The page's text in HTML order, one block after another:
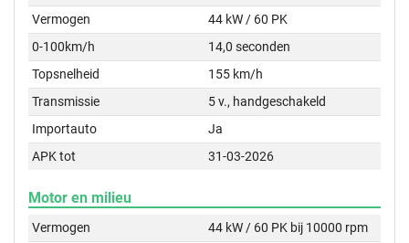
Vermogen
44 kW / 60 PK
0-100km/h
14,0 seconden
Topsnelheid
155 km/h
Transmissie
5 v., handgeschakeld
Importauto
Ja
APK tot
31-03-2026
Motor en milieu
Vermogen
44 kW / 60 PK bij 10000 rpm